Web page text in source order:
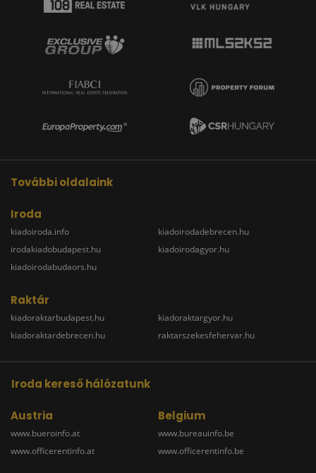
További oldalaink
Iroda
kiadoiroda.info
irodakiadobudapest.hu
kiadoirodabudaors.hu
kiadoirodadebrecen.hu
kiadoirodagyor.hu
Raktár
kiadoraktarbudapest.hu
kiadoraktardebrecen.hu
kiadoraktargyor.hu
raktarszekesfehervar.hu
Iroda kereső hálózatunk
Austria
www.bueroinfo.at
www.officerentinfo.at
Belgium
www.bureauinfo.be
www.officerentinfo.be